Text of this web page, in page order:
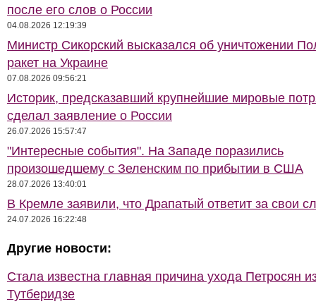
после его слов о России
04.08.2026 12:19:39
Министр Сикорский высказался об уничтожении
ракет на Украине
07.08.2026 09:56:21
Историк, предсказавший крупнейшие мировые
сделал заявление о России
26.07.2026 15:57:47
"Интересные события". На Западе поразились
произошедшему с Зеленским по прибытии в США
28.07.2026 13:40:01
В Кремле заявили, что Драпатый ответит за свои
24.07.2026 16:22:48
Другие новости:
Стала известна главная причина ухода Петросян
Тутберидзе